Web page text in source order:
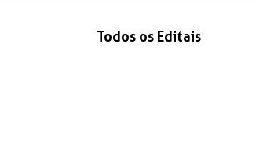
Todos os Editais